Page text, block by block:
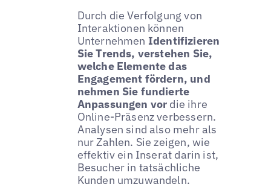
Durch die Verfolgung von
Interaktionen können
Unternehmen Identifizieren
Sie Trends, verstehen Sie,
welche Elemente das
Engagement fördern, und
nehmen Sie fundierte
Anpassungen vor die ihre
Online-Präsenz verbessern.
Analysen sind also mehr als
nur Zahlen. Sie zeigen, wie
effektiv ein Inserat darin ist,
Besucher in tatsächliche
Kunden umzuwandeln.